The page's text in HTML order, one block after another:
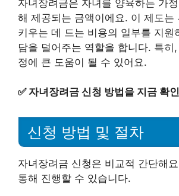
자녀장려금은 자녀를 양육하는 가
해 제공되는 금액이에요. 이 제도는
키우는 데 드는 비용의 일부를 지원
담을 덜어주는 역할을 합니다. 특히
정에 큰 도움이 될 수 있어요.
✅ 자녀장려금 신청 방법을 지금 확
신청 방법 및 절차
자녀장려금 신청은 비교적 간단해
통해 진행할 수 있습니다.